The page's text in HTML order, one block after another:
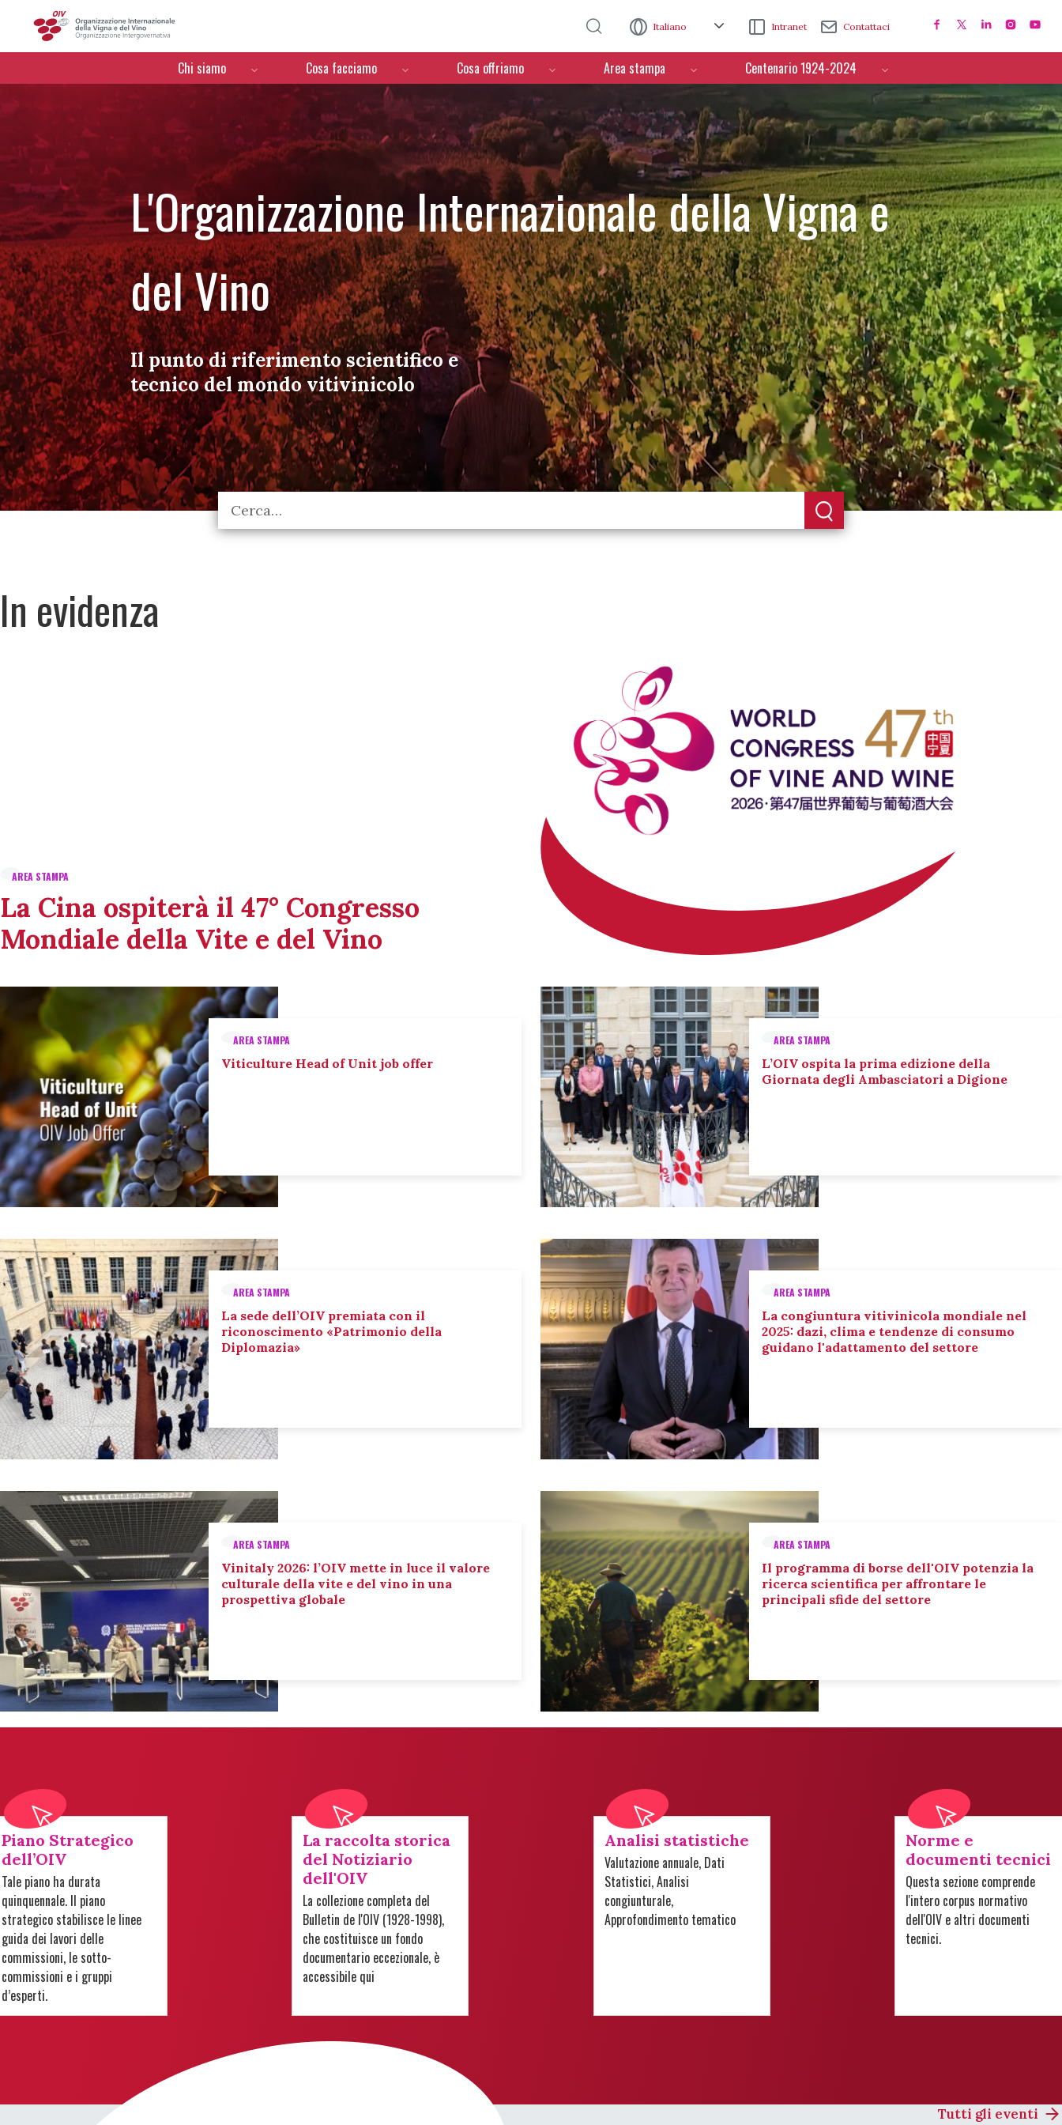
Italiano Intranet Contattaci
Menú de navegación
Chi siamo Cosa facciamo Cosa offriamo Area stampa Centenario 1924-2024
L'Organizzazione Internazionale della Vigna e
del Vino
Il punto di riferimento scientifico e
tecnico del mondo vitivinicolo
In evidenza
AREA STAMPA
La Cina ospiterà il 47° Congresso
Mondiale della Vite e del Vino
AREA STAMPA
Viticulture Head of Unit job offer
AREA STAMPA
L’OIV ospita la prima edizione della
Giornata degli Ambasciatori a Digione
AREA STAMPA
La sede dell’OIV premiata con il
riconoscimento «Patrimonio della
Diplomazia»
AREA STAMPA
La congiuntura vitivinicola mondiale nel
2025: dazi, clima e tendenze di consumo
guidano l'adattamento del settore
AREA STAMPA
Vinitaly 2026: l’OIV mette in luce il valore
culturale della vite e del vino in una
prospettiva globale
AREA STAMPA
Il programma di borse dell'OIV potenzia la
ricerca scientifica per affrontare le
principali sfide del settore
Piano Strategico
dell’OIV
Tale piano ha durata
quinquennale. Il piano
strategico stabilisce le linee
guida dei lavori delle
commissioni, le sotto-
commissioni e i gruppi
d’esperti.
La raccolta storica
del Notiziario
dell'OIV
La collezione completa del
Bulletin de l'OIV (1928-1998),
che costituisce un fondo
documentario eccezionale, è
accessibile qui
Analisi statistiche
Valutazione annuale, Dati
Statistici, Analisi
congiunturale,
Approfondimento tematico
Norme e
documenti tecnici
Questa sezione comprende
l'intero corpus normativo
dell'OIV e altri documenti
tecnici.
Tutti gli eventi